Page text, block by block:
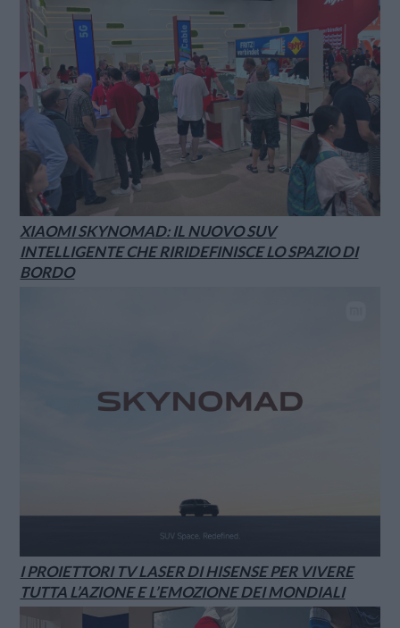
XIAOMI SKYNOMAD: IL NUOVO SUV
INTELLIGENTE CHE RIRIDEFINISCE LO SPAZIO DI
BORDO
I PROIETTORI TV LASER DI HISENSE PER VIVERE
TUTTA L’AZIONE E L’EMOZIONE DEI MONDIALI